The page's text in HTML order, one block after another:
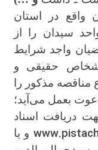
واقع در استان
سیدان را از
واجد شرایط
اشخاص حقیقی و
مذکور را
بعمل می‌آید؛
دریافت اسناد
و یا